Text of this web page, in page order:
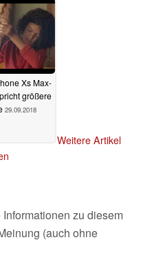
Xs Max-
größere
29.09.2018
Weitere Artikel
zu diesem
(auch ohne